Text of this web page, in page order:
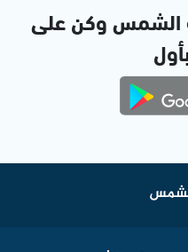
الشمس وكن على